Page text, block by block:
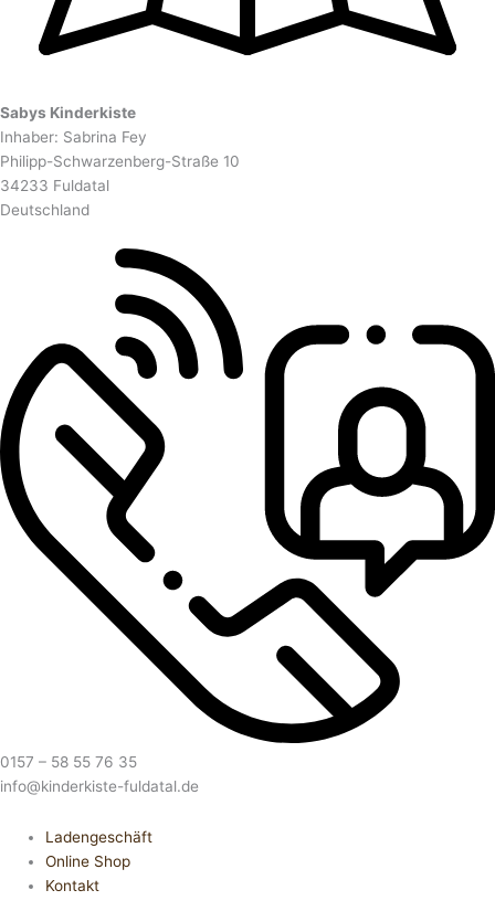
Sabys Kinderkiste
Inhaber: Sabrina Fey
Philipp-Schwarzenberg-Straße 10
34233 Fuldatal
Deutschland
0157 – 58 55 76 35
info@kinderkiste-fuldatal.de
Ladengeschäft
Online Shop
Kontakt